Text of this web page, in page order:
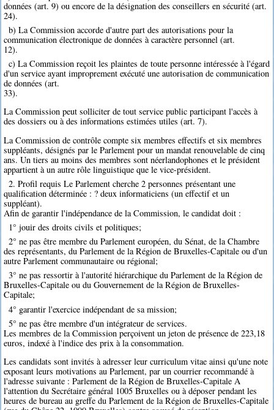
données (art. 9) ou encore de la désignation des conseillers en sécurité (art.
24).
b) La Commission accorde d'autre part des autorisations pour la
communication électronique de données à caractère personnel (art.
12).
c) La Commission reçoit les plaintes de toute personne intéressée à l'égard
d'un service ayant improprement exécuté une autorisation de communication
de données (art.
33).
La Commission peut solliciter de tout service public participant l'accès à
des dossiers ou à des informations estimées utiles (art. 7).
La Commission de contrôle compte six membres effectifs et six membres
suppléants, désignés par le Parlement pour un mandat renouvelable de cinq
ans. Un tiers au moins des membres sont néerlandophones et le président
appartient à un autre rôle linguistique que le vice-président.
2. Profil requis Le Parlement cherche 2 personnes présentant une
qualification déterminée : ? deux informaticiens (un effectif et un
suppléant).
Afin de garantir l'indépendance de la Commission, le candidat doit :
1° jouir des droits civils et politiques;
2° ne pas être membre du Parlement européen, du Sénat, de la Chambre
des représentants, du Parlement de la Région de Bruxelles-Capitale ou d'un
autre Parlement communautaire ou régional;
3° ne pas ressortir à l'autorité hiérarchique du Parlement de la Région de
Bruxelles-Capitale ou du Gouvernement de la Région de Bruxelles-
Capitale;
4° garantir l'exercice indépendant de sa mission;
5° ne pas être membre d'un intégrateur de services.
Les membres de la Commission perçoivent un jeton de présence de 223,18
euros, indexé à l'indice des prix à la consommation.
Les candidats sont invités à adresser leur curriculum vitae ainsi qu'une note
exposant leurs motivations au Parlement, par un courrier recommandé à
l'adresse suivante : Parlement de la Région de Bruxelles-Capitale A
l'attention du Secrétaire général 1005 Bruxelles ou à déposer pendant les
heures de bureau au greffe du Parlement de la Région de Bruxelles-Capitale